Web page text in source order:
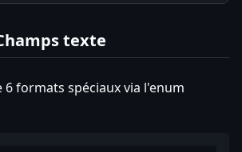
texte
6 formats spéciaux via l'enum